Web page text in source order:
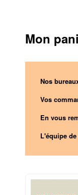
Mon
Nos
Vos
En vous
L'équipe